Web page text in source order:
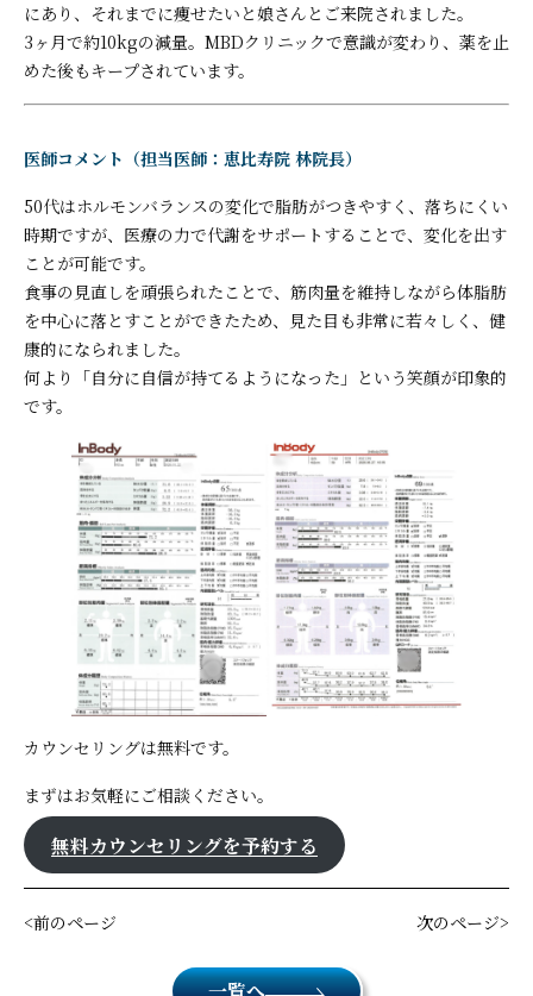
にあり、それまでに痩せたいと娘さんとご来院されました。
3ヶ月で約10kgの減量。MBDクリニックで意識が変わり、薬を止
めた後もキープされています。
医師コメント（担当医師：恵比寿院 林院長）
50代はホルモンバランスの変化で脂肪がつきやすく、落ちにくい
時期ですが、医療の力で代謝をサポートすることで、変化を出す
ことが可能です。
食事の見直しを頑張られたことで、筋肉量を維持しながら体脂肪
を中心に落とすことができたため、見た目も非常に若々しく、健
康的になられました。
何より「自分に自信が持てるようになった」という笑顔が印象的
です。
カウンセリングは無料です。
まずはお気軽にご相談ください。
無料カウンセリングを予約する
前のページ 次のページ